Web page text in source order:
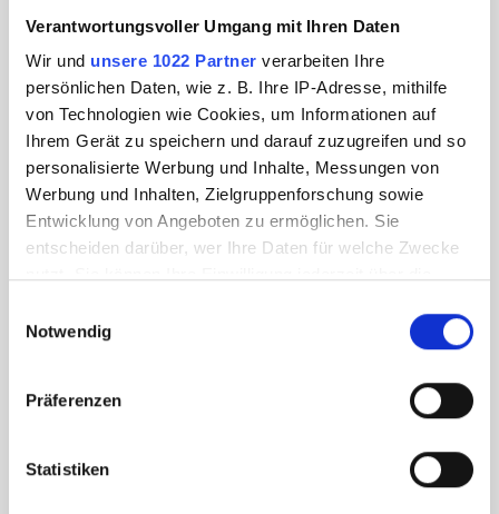
Verantwortungsvoller Umgang mit Ihren Daten
Wir und unsere 1022 Partner verarbeiten Ihre
persönlichen Daten, wie z. B. Ihre IP-Adresse, mithilfe
von Technologien wie Cookies, um Informationen auf
Ihrem Gerät zu speichern und darauf zuzugreifen und so
personalisierte Werbung und Inhalte, Messungen von
Werbung und Inhalten, Zielgruppenforschung sowie
Entwicklung von Angeboten zu ermöglichen. Sie
entscheiden darüber, wer Ihre Daten für welche Zwecke
Trigger Symbol ändern oder widerrufen
Informationen über Ihre geografische Lage
können
Notwendig
Präferenzen
Statistiken